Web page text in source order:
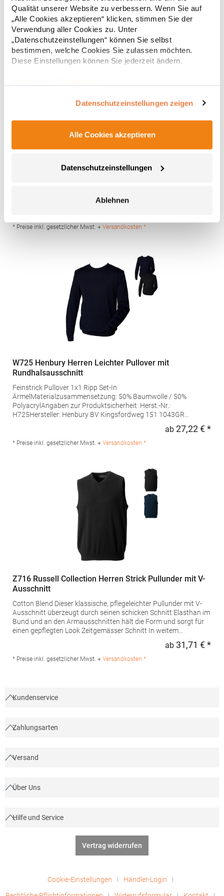
Qualität unserer Website zu verbessern. Wenn Sie auf
„Alle Cookies akzeptieren“ klicken, stimmen Sie der
Verwendung aller Cookies zu. Unter
„Datenschutzeinstellungen“ können Sie selbst
bestimmen, welche Cookies Sie zulassen möchten.
Diese Einstellungen können Sie jederzeit ändern.
Datenschutzeinstellungen zeigen
Alle Cookies akzeptieren
Datenschutzeinstellungen
Ablehnen
www.teejays.comMaterialzusammensetzung: 50% Wolle / 50%
Polyacryl
* Preise inkl. gesetzlicher Mwst. +Versandkosten *
BR2307 Brook Taverner Damen Atlanta V-Ausschnitt
möglichMaterialzusammensetzung: 60% Baumwolle / 40%
Amsterdam Niederlande E-Mail: sales@brooktaverner.com
* Preise inkl. gesetzlicher Mwst. + Versandkosten *
W725 Henbury Herren Leichter Pullover mit
Rundhalsausschnitt
Feinstrick Pullover 1x1 Ripp Set-In
ÄrmelMaterialzusammensetzung: 50% Baumwolle / 50%
PolyacrylAngaben zur Produktsicherheit: Herst.-Nr.:
H725Hersteller: Henbury BV Kingsfordweg 151 1043GR
ab 27,22 € *
* Preise inkl. gesetzlicher Mwst. + Versandkosten *
Z716 Russell Collection Herren Strick Pullunder mit V-
Ausschnitt
Cotton Blend Dieser klassische, pflegeleichter Pullunder mit V-
Ausschnitt überzeugt durch seinen schicken Schnitt Elasthan im
Bund und an den Armausschnitten hält die Form und sorgt für
einen gepflegten Look Zeitgemässer Schnitt In weitem
kombinierbar mit Hemd oder PoloshirtGrammatur: 275
Business Centre, Co. Donegal, F93 Y2NA Buncrana, Irland E-
Mail: fruitbrands@fotlinc.com
ab 31,71 € *
* Preise inkl. gesetzlicher Mwst. + Versandkosten *
Kundenservice
Zahlungsarten
Versand
Über Uns
Hilfe und Service
Vertrag widerrufen
Cookie-Einstellungen
Händler-Login